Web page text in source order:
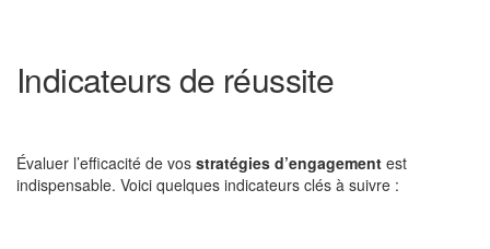
Indicateurs de réussite
Évaluer l’efficacité de vos stratégies d’engagement est
indispensable. Voici quelques indicateurs clés à suivre :